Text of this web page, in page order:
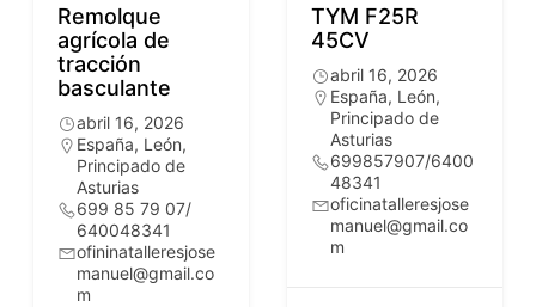
Remolque
agrícola de
tracción
basculante
abril 16, 2026
España, León,
Principado de
Asturias
699 85 79 07/
640048341
ofininatalleresjose
manuel@gmail.co
m
TYM F25R
45CV
abril 16, 2026
España, León,
Principado de
Asturias
699857907/6400
48341
oficinatalleresjose
manuel@gmail.co
m